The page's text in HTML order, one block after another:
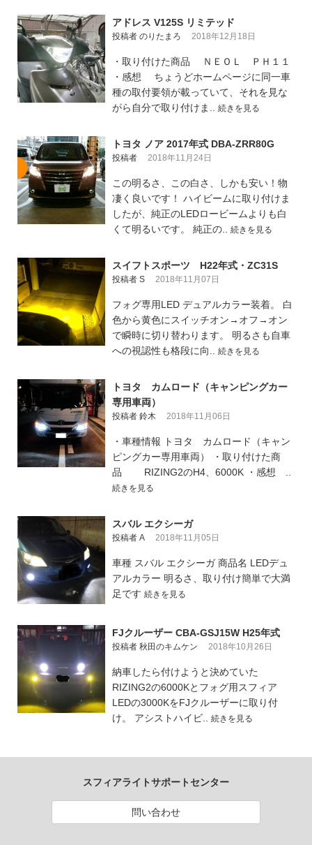
アドレス V125S リミテッド
投稿者 のりたまろ 2018年12月18日
・取り付けた商品 ＮＥＯＬ ＰＨ１１
・感想 ちょうどホームページに同一車
種の取付要領が載っていて、それを見な
がら自分で取り付けま.. 続きを見る
トヨタ ノア 2017年式 DBA-ZRR80G
投稿者 2018年11月24日
この明るさ、この白さ、しかも安い！物
凄く良いです！ ハイビームに取り付けま
したが、純正のLEDロービームよりも白
くて明るいです。 純正の.. 続きを見る
スイフトスポーツ H22年式・ZC31S
投稿者 S 2018年11月07日
フォグ専用LED デュアルカラー装着。 白
色から黄色にスイッチオン→オフ→オン
で瞬時に切り替わります。 明るさも自車
への視認性も格段に向.. 続きを見る
トヨタ カムロード（キャンピングカー
専用車両）
投稿者 鈴木 2018年11月06日
・車種情報 トヨタ カムロード（キャン
ピングカー専用車両） ・取り付けた商
品 RIZING2のH4、6000K ・感想 ..
続きを見る
スバル エクシーガ
投稿者 A 2018年11月05日
車種 スバル エクシーガ 商品名 LEDデュ
アルカラー 明るさ、取り付け簡単で大満
足です 続きを見る
FJクルーザー CBA-GSJ15W H25年式
投稿者 秋田のキムケン 2018年10月26日
納車したら付けようと決めていた
RIZING2の6000Kとフォグ用スフィア
LEDの3000KをFJクルーザーに取り付
け。 アシストハイビ.. 続きを見る
スフィアライトサポートセンター
問い合わせ